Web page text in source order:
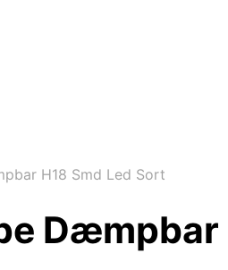
H18 Smd Led Sort
Dæmpbar